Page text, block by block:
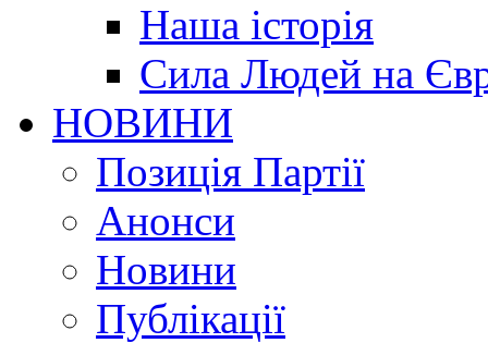
Наша історія
Сила Людей на
НОВИНИ
Позиція Партії
Анонси
Новини
Публікації